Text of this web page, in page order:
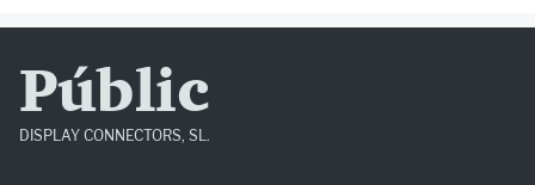
Públic
DISPLAY CONNECTORS, SL.